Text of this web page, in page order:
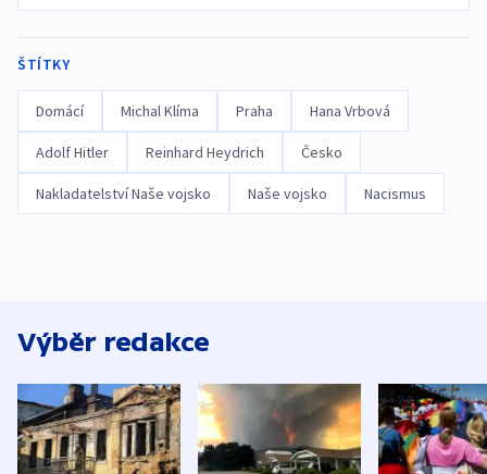
ŠTÍTKY
Domácí Michal Klíma Praha Hana Vrbová
Adolf Hitler Reinhard Heydrich Česko
Nakladatelství Naše vojsko Naše vojsko Nacismus
Výběr redakce